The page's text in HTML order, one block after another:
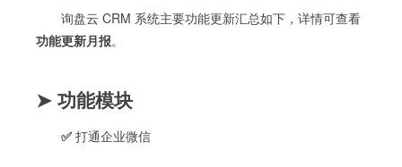
询盘云 CRM 系统主要功能更新汇总如下，详情可查看
功能更新月报。
➤ 功能模块
✅ 打通企业微信